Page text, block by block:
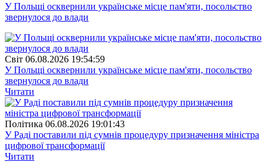
У Польщі осквернили українське місце пам'яти, посольство
звернулося до влади
Свiт 06.08.2026 19:54:59
У Польщі осквернили українське місце пам'яти, посольство
звернулося до влади
Читати
Полiтика 06.08.2026 19:01:43
У Раді поставили під сумнів процедуру призначення міністра
цифрової трансформації
Читати